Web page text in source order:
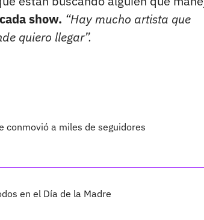
show. “Hay mucho artista que
quiero llegar”.
conmovió a miles de seguidores
en el Día de la Madre